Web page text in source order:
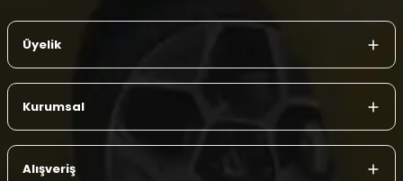
Üyelik
Kurumsal
Alışveriş